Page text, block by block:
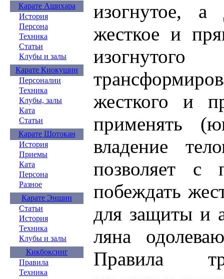
Карате Ашихара
История
Персона
Техника
Статьи
Клубы и залы
Карате Киокушин
Персоналии
Техника
Клубы, залы
Ката
Статьи
Карате Шотокан
История
Приемы
Ката
Персона
Разное
Карате Эншин
Статьи
История
Техника
Клубы и залы
Кикбоксинг
Правила
Техника
изогнутое,
жесткое и
жесткого и
применять
владение
позволяет с
побеждать
для защиты и
ляна
Правила